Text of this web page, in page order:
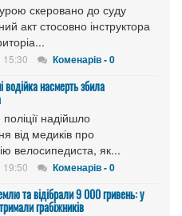
скеровано до суду
акт стосовно інструктора
15:30 Коменарів - 0
водійка насмерть збила
надійшло
від медиків про
велосипедиста, як...
19:50 Коменарів - 0
та відібрали 9 000 гривень: у
грабіжників